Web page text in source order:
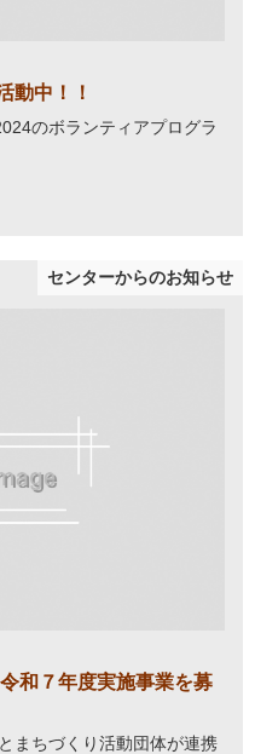
動中！！
のボランティアプログラ
センターからのお知らせ
和７年度実施事業を募
まちづくり活動団体が連携